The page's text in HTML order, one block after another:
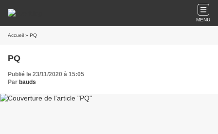
MENU
Accueil » PQ
PQ
Publié le 23/11/2020 à 15:05
Par bauds